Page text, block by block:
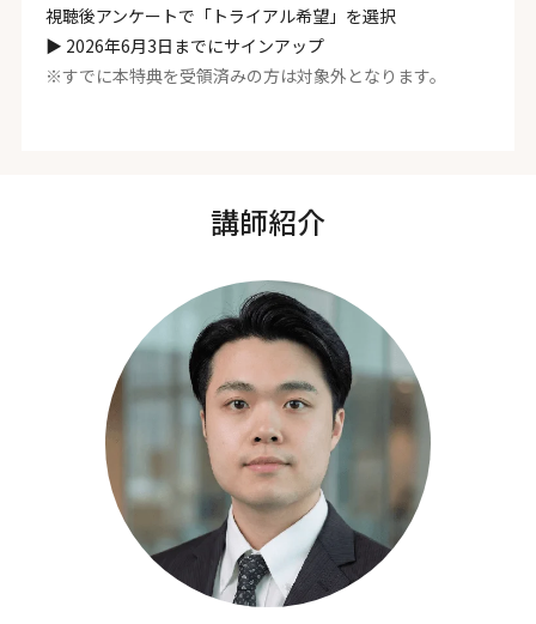
視聴後アンケートで「トライアル希望」を選択
▶︎ 2026年6月3日までにサインアップ
※すでに本特典を受領済みの方は対象外となります。
講師紹介